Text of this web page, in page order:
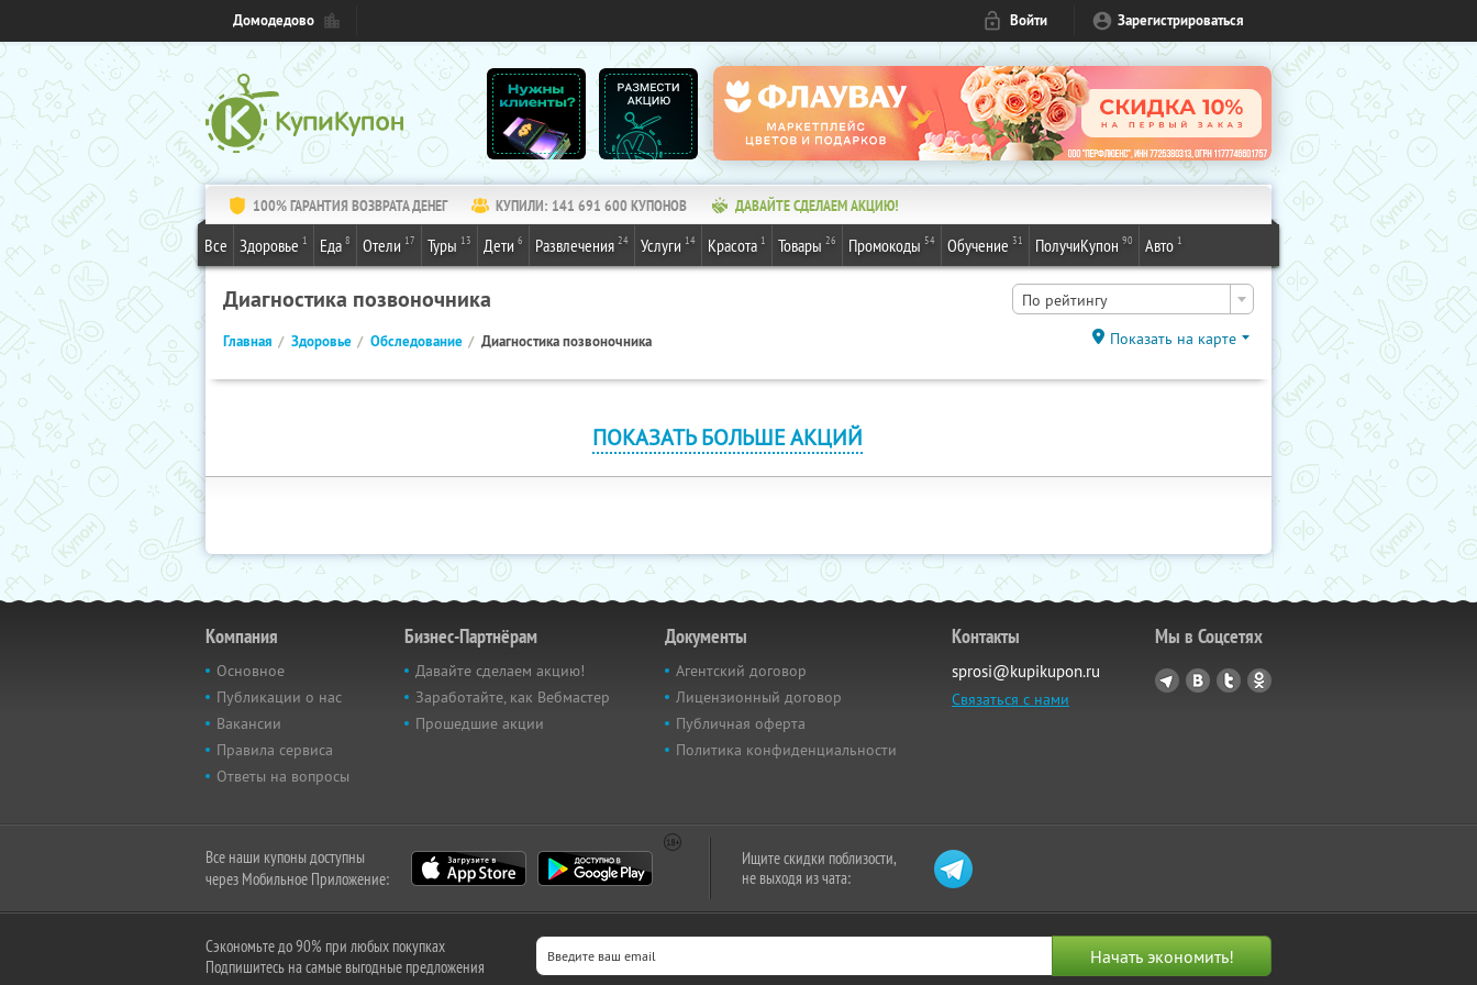
Домодедово Войти Зарегистрироваться
100% ГАРАНТИЯ ВОЗВРАТА ДЕНЕГ КУПИЛИ: 141 691 600КУПОНОВ ДАВАЙТЕ СДЕЛАЕМ АКЦИЮ!
Все Здоровье 1 Еда 8 Отели 17 Туры 13 Дети 6 Развлечения 24 Услуги 14 Красота 1 Товары 26 Промокоды 54 Обучение 31 ПолучиКупон 90 Авто 1
Диагностика позвоночника По рейтингу
Главная Здоровье Обследование Диагностика позвоночника Показать на карте
ПОКАЗАТЬ БОЛЬШЕ АКЦИЙ
Компания
Основное
Публикации о нас
Вакансии
Правила сервиса
Ответы на вопросы
Бизнес-Партнёрам
Давайте сделаем акцию!
Заработайте, как Вебмастер
Прошедшие акции
Документы
Агентский договор
Лицензионный договор
Публичная оферта
Политика конфиденциальности
Контакты
sprosi@kupikupon.ru
Связаться с нами
Мы в Соцсетях
Все наши купоны доступны
через Мобильное Приложение:
Ищите скидки поблизости,
не выходя из чата:
Сэкономьте до 90% при любых покупках
Подпишитесь на самые выгодные предложения